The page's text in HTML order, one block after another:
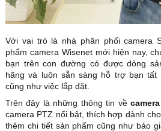
Với vai trò là nhà phân phối camera
phẩm camera Wisenet mới hiện nay,
bạn trên con đường có được dòng
hãng và luôn sẵn sàng hỗ trợ bạn tất
cũng như việc lắp đặt.
Trên đây là những thông tin về
camera PTZ nổi bật, thích hợp dành
thêm chi tiết sản phẩm cũng như báo